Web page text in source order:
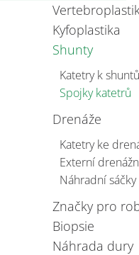
Kyfoplastika
Shunty
Katetry k
Spojky katetrů
Drenáže
Katetry ke
Externí
Náhradní sáčky
Značky pro
Biopsie
Náhrada dury